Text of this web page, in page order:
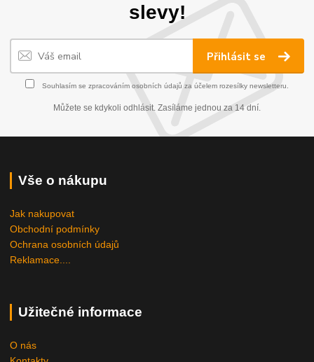
slevy!
Přihlásit se
Souhlasím se zpracováním osobních údajů za účelem rozesílky newsletteru.
Můžete se kdykoli odhlásit. Zasíláme jednou za 14 dní.
Vše o nákupu
Jak nakupovat
Obchodní podmínky
Ochrana osobních údajů
Reklamace....
Užitečné informace
O nás